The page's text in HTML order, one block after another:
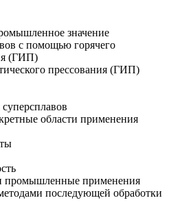
значение
с помощью горячего
(ГИП)
прессования (ГИП)
области применения
промышленные применения
последующей обработки